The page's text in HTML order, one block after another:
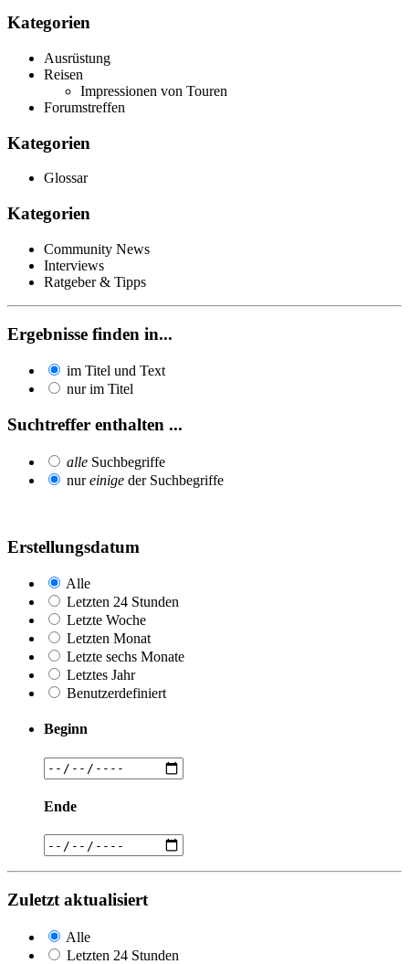
Kategorien
Ausrüstung
Reisen
Impressionen von Touren
Forumstreffen
Kategorien
Glossar
Kategorien
Community News
Interviews
Ratgeber & Tipps
Ergebnisse finden in...
im Titel und Text
nur im Titel
Suchtreffer enthalten ...
alle Suchbegriffe
nureinige der Suchbegriffe
Erstellungsdatum
Alle
Letzten 24 Stunden
Letzte Woche
Letzten Monat
Letzte sechs Monate
Letztes Jahr
Benutzerdefiniert
Beginn
Ende
Zuletzt aktualisiert
Alle
Letzten 24 Stunden